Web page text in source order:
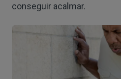
conseguir acalmar.